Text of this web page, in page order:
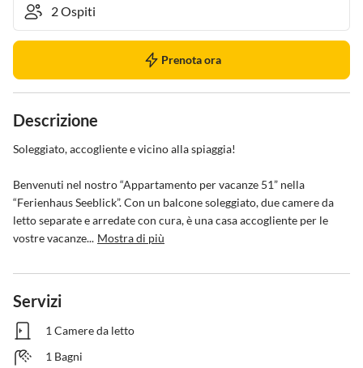
Prenota ora
Descrizione
Soleggiato, accogliente e vicino alla spiaggia!
Benvenuti nel nostro “Appartamento per vacanze 51” nella
“Ferienhaus Seeblick”. Con un balcone soleggiato, due camere da
letto separate e arredate con cura, è una casa accogliente per le
vostre vacanze... Mostra di più
Servizi
1 Camere da letto
1 Bagni